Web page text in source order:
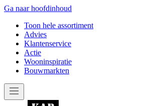
Ga naar hoofdinhoud
Toon hele assortiment
Advies
Klantenservice
Actie
Wooninspiratie
Bouwmarkten